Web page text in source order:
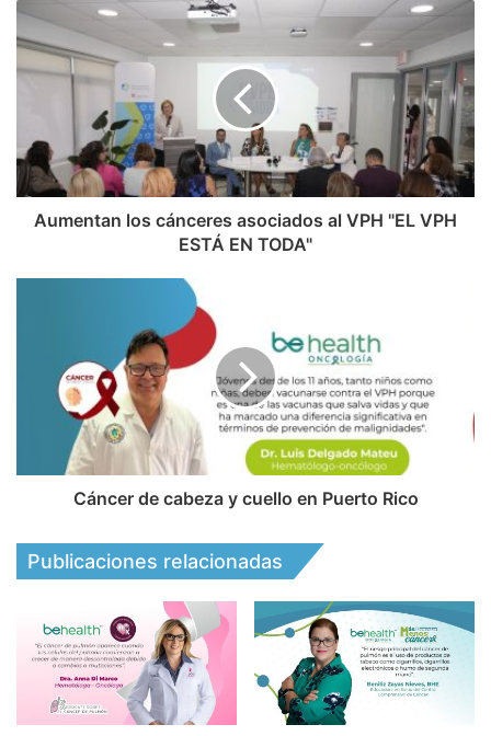
Aumentan los cánceres asociados al VPH "EL VPH
ESTÁ EN TODA"
Cáncer de cabeza y cuello en Puerto Rico
Publicaciones relacionadas